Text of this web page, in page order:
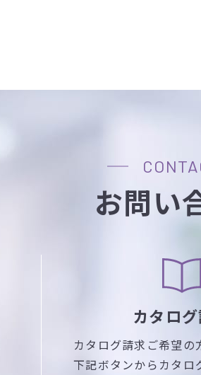
お問い
カタロ
カタログ請求ご希望の
下記ボタンからカタロ